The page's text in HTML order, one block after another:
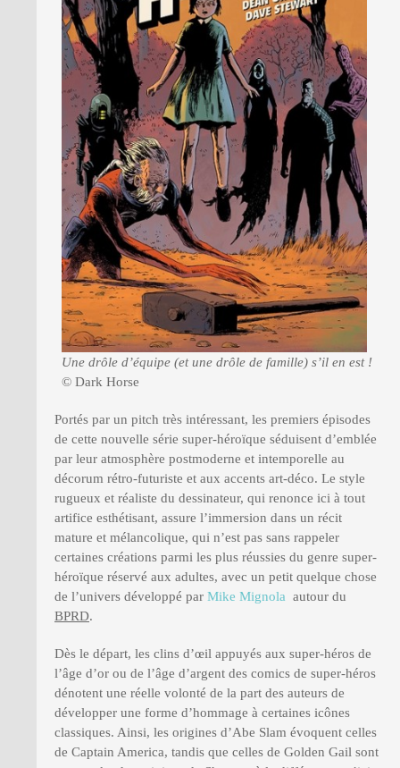
Une drôle d’équipe (et une drôle de famille) s’il en est !
© Dark Horse
Portés par un pitch très intéressant, les premiers épisodes
de cette nouvelle série super-héroïque séduisent d’emblée
par leur atmosphère postmoderne et intemporelle au
décorum rétro-futuriste et aux accents art-déco. Le style
rugueux et réaliste du dessinateur, qui renonce ici à tout
artifice esthétisant, assure l’immersion dans un récit
mature et mélancolique, qui n’est pas sans rappeler
certaines créations parmi les plus réussies du genre super-
héroïque réservé aux adultes, avec un petit quelque chose
de l’univers développé par Mike Mignola autour du
BPRD.
Dès le départ, les clins d’œil appuyés aux super-héros de
l’âge d’or ou de l’âge d’argent des comics de super-héros
dénotent une réelle volonté de la part des auteurs de
développer une forme d’hommage à certaines icônes
classiques. Ainsi, les origines d’Abe Slam évoquent celles
de Captain America, tandis que celles de Golden Gail sont